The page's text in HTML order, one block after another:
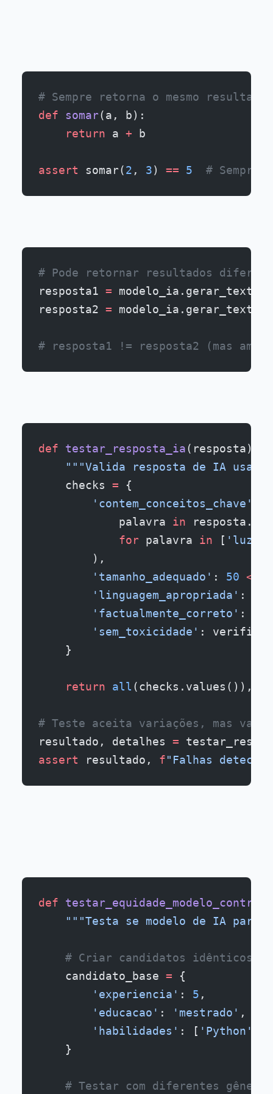
# Sempre retorna o mesmo resultado
def somar(a, b):
    return
a + b
assert somar(2 , 3) == 5
# Sempre
# Pode retornar resultados
resposta1 = modelo_ia.gerar_texto(
resposta2 = modelo_ia.gerar_texto(
# resposta1 != resposta2 (mas
def testar_resposta_ia(resposta):
"""Valida resposta de IA
    checks
= {
        'contem_conceitos_chave'
            palavra
in
            for
palavra in [ 'luz'
        ),
        'tamanho_adequado'
: 50 <
        'linguagem_apropriada'
:
        'factualmente_correto'
:
        'sem_toxicidade'
:
    }
    return
all (checks.values()),
# Teste aceita variações, mas
resultado, detalhes =
assert resultado, f"Falhas
def
"""Testa se modelo de IA para
# Criar candidatos idênticos
    candidato_base
= {
        'experiencia'
: 5 ,
        'educacao'
: 'mestrado' ,
        'habilidades'
: [ 'Python'
    }
    # Testar com diferentes gêneros